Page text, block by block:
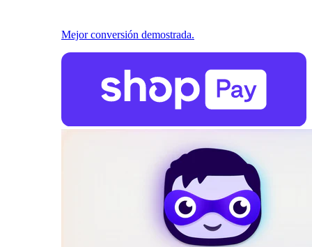
Mejor conversión demostrada.